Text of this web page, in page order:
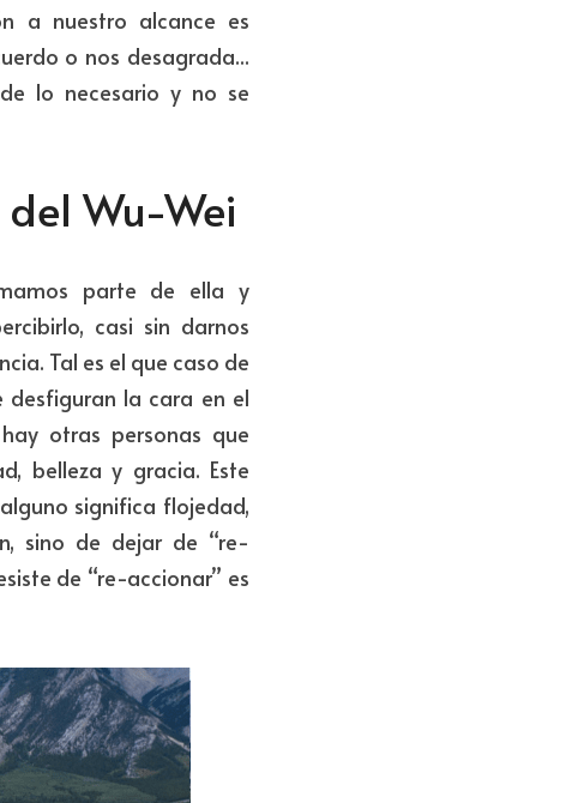
a nuestro alcance es
o nos desagrada...
lo necesario y no se
Wu-Wei
parte de ella y
casi sin darnos
Tal es el que caso de
desfiguran la cara en el
otras personas que
belleza y gracia. Este
significa flojedad,
sino de dejar de “re-
de “re-accionar” es